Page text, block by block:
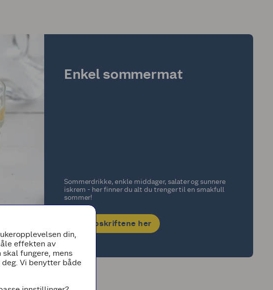
Enkel sommermat
Sommerdrikke, enkle middager, salater og sunnere
iskrem - her finner du alt du trenger til en smakfull
sommer!
Få oppskriftene her
din,
effekten av
skal fungere, mens
Vi benytter både